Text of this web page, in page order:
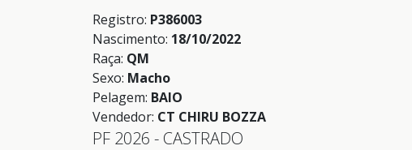
Registro: P386003
Nascimento: 18/10/2022
Raça: QM
Sexo: Macho
Pelagem: BAIO
Vendedor: CT CHIRU BOZZA
PF 2026 - CASTRADO